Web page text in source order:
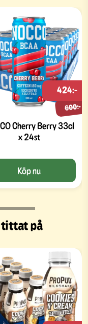
Cherry Berry 33cl
x 24st
600:-
424:-
Köp nu
tittat på